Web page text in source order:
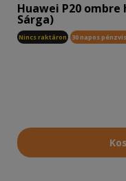
Huawei P20
Sárga)
Nincs raktáron 30 napos